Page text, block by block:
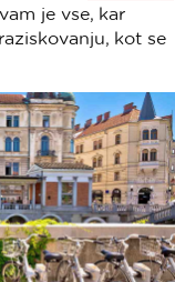
je vse, kar
kot se